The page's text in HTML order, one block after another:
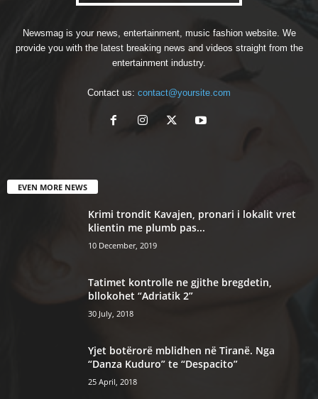
Newsmag is your news, entertainment, music fashion website. We
provide you with the latest breaking news and videos straight from the
entertainment industry.
Contact us: contact@yoursite.com
EVEN MORE NEWS
Krimi trondit Kavajen, pronari i lokalit vret
klientin me plumb pas...
10 December, 2019
Tatimet kontrolle ne gjithe bregdetin,
bllokohet “Adriatik 2”
30 July, 2018
Yjet botërorë mblidhen në Tiranë. Nga
“Danza Kuduro” te “Despacito”
25 April, 2018